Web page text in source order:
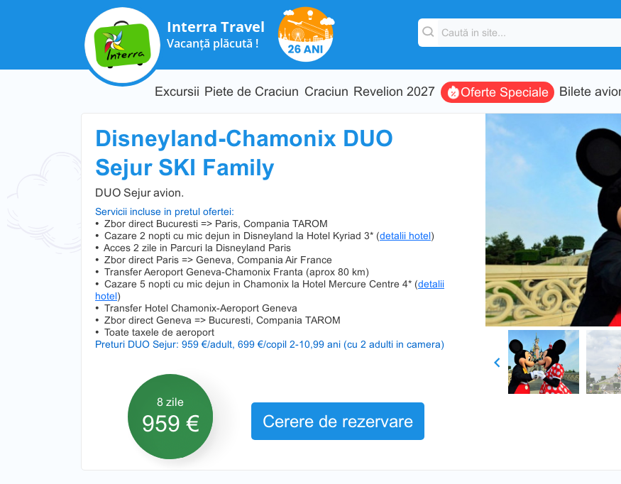
Interra Travel
Vacanță plăcută !
Excursii Piete de Craciun Craciun Revelion 2027 Oferte Speciale Bilete
Disneyland-Chamonix DUO
Sejur SKI Family
DUO Sejur avion.
Servicii incluse in pretul ofertei:
• Zbor direct Bucuresti => Paris, Compania TAROM
• Cazare 2 nopti cu mic dejun in Disneyland la Hotel Kyriad 3* (detalii hotel)
• Acces 2 zile in Parcuri la Disneyland Paris
• Zbor direct Paris => Geneva, Compania Air France
• Transfer Aeroport Geneva-Chamonix Franta (aprox 80 km)
• Cazare 5 nopti cu mic dejun in Chamonix la Hotel Mercure Centre 4* (detalii
hotel)
• Transfer Hotel Chamonix-Aeroport Geneva
• Zbor direct Geneva => Bucuresti, Compania TAROM
• Toate taxele de aeroport
Preturi DUO Sejur: 959 €/adult, 699 €/copil 2-10,99 ani (cu 2 adulti in camera)
8 zile
959 € Cerere de rezervare
Previous